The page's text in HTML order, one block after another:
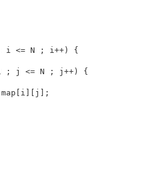
i <= N ; i ++) {
; j <= N ; j ++) {
map [ i ] [ j ] ;